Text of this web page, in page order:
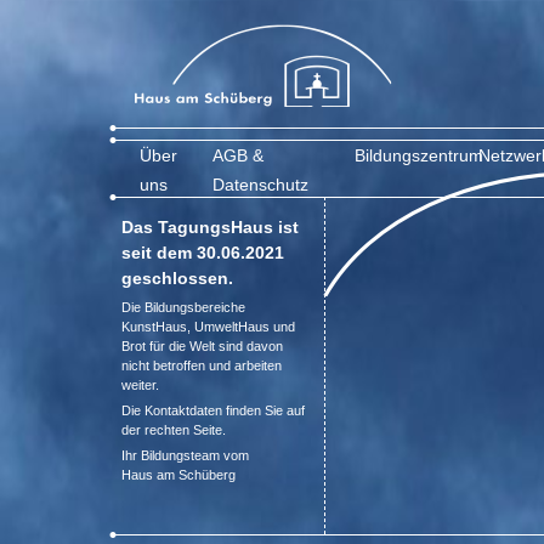
Über
uns
AGB &
Datenschutz
Bildungszentrum
Das TagungsHaus ist
seit dem 30.06.2021
geschlossen.
Die Bildungsbereiche
KunstHaus, UmweltHaus und
Brot für die Welt sind davon
nicht betroffen und arbeiten
weiter.
Die Kontaktdaten finden Sie auf
der rechten Seite.
Ihr Bildungsteam vom
Haus am Schüberg